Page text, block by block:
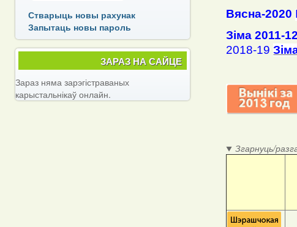
Вясна-2020
Зіма 2011-12
2018-19
Згарнуць/
Стварыць новы рахунак
Запытаць новы пароль
ЗАРАЗ НА САЙЦЕ
Зараз няма зарэгістраваных
карыстальнікаў онлайн.